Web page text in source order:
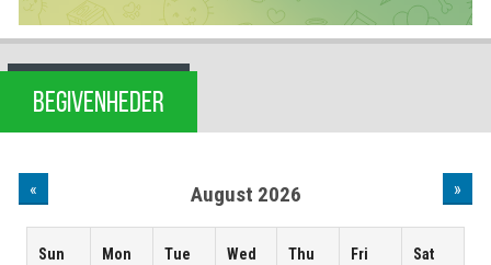
BEGIVENHEDER
« August 2026 »
Sun Mon Tue Wed Thu Fri Sat